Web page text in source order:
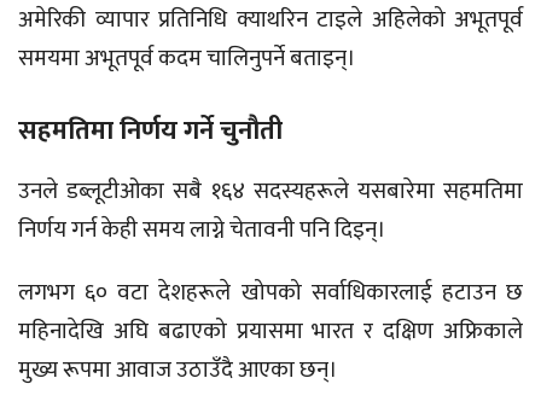
अमेरिकी व्यापार प्रतिनिधि क्याथरिन टाइले अहिलेको अभूतपूर्व
समयमा अभूतपूर्व कदम चालिनुपर्ने बताइन्।
सहमतिमा निर्णय गर्ने चुनौती
उनले डब्लूटीओका सबै १६४ सदस्यहरूले यसबारेमा सहमतिमा
निर्णय गर्न केही समय लाग्ने चेतावनी पनि दिइन्।
लगभग ६० वटा देशहरूले खोपको सर्वाधिकारलाई हटाउन छ
महिनादेखि अघि बढाएको प्रयासमा भारत र दक्षिण अफ्रिकाले
मुख्य रूपमा आवाज उठाउँदै आएका छन्।